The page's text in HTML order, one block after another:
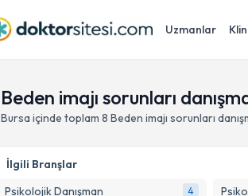
Uzmanlar
Beden imajı sorunları
Bursa içinde toplam 8 Beden imajı sorunları
İlgili Branşlar
Psikolojik Danışman
4